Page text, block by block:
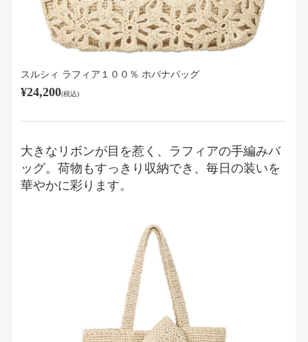
スルシィ ラフィア１００％ ホバナバッグ
¥24,200(税込)
大きなリボンが目を惹く、ラフィアの手編みバ
ッグ。荷物もすっきり収納でき、毎日の装いを
華やかに彩ります。